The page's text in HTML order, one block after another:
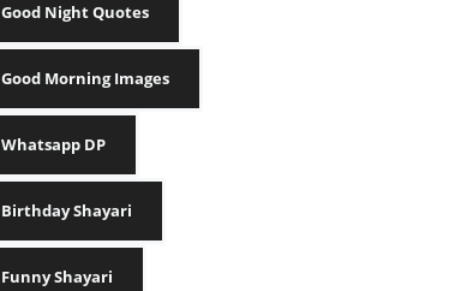
Good Night Quotes
Good Morning Images
Whatsapp DP
Birthday Shayari
Funny Shayari